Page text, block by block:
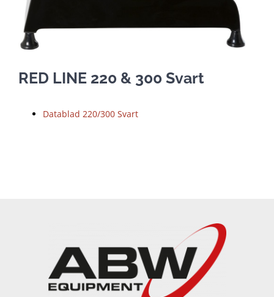
RED LINE 220 & 300 Svart
Datablad 220/300 Svart